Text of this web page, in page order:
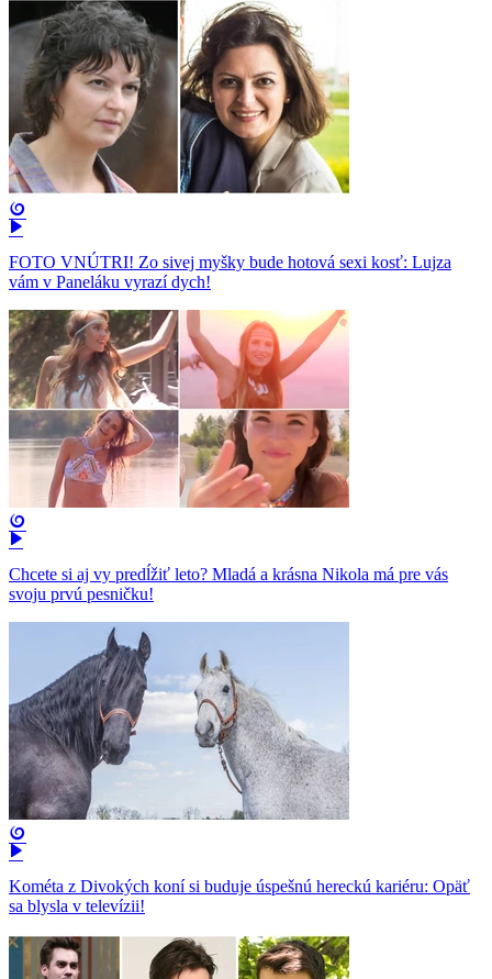
FOTO VNÚTRI! Zo sivej myšky bude hotová sexi kosť: Lujza
vám v Paneláku vyrazí dych!
Chcete si aj vy predĺžiť leto? Mladá a krásna Nikola má pre vás
svoju prvú pesničku!
Kométa z Divokých koní si buduje úspešnú hereckú kariéru: Opäť
sa blysla v televízii!